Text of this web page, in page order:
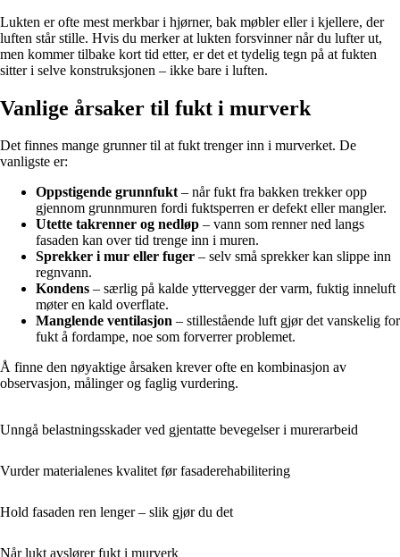
Lukten er ofte mest merkbar i hjørner, bak møbler eller i kjellere, der
luften står stille. Hvis du merker at lukten forsvinner når du lufter ut,
men kommer tilbake kort tid etter, er det et tydelig tegn på at fukten
sitter i selve konstruksjonen – ikke bare i luften.
Vanlige årsaker til fukt i murverk
Det finnes mange grunner til at fukt trenger inn i murverket. De
vanligste er:
Oppstigende grunnfukt– når fukt fra bakken trekker opp
gjennom grunnmuren fordi fuktsperren er defekt eller mangler.
Utette takrenner og nedløp – vann som renner ned langs
fasaden kan over tid trenge inn i muren.
Sprekker i mur eller fuger – selv små sprekker kan slippe inn
regnvann.
Kondens – særlig på kalde yttervegger der varm, fuktig inneluft
møter en kald overflate.
Manglende ventilasjon – stillestående luft gjør det vanskelig for
fukt å fordampe, noe som forverrer problemet.
Å finne den nøyaktige årsaken krever ofte en kombinasjon av
observasjon, målinger og faglig vurdering.
Unngå belastningsskader ved gjentatte bevegelser i murerarbeid
Vurder materialenes kvalitet før fasaderehabilitering
Hold fasaden ren lenger – slik gjør du det
Når lukt avslører fukt i murverk